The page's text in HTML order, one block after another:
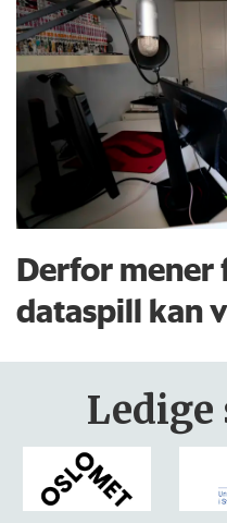
Derfor mener
dataspill kan